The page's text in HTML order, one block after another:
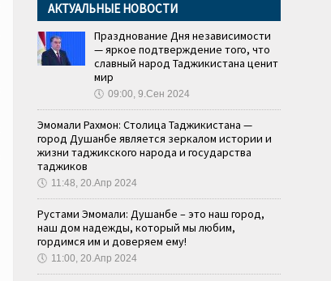
АКТУАЛЬНЫЕ НОВОСТИ
Празднование Дня независимости
— яркое подтверждение того, что
славный народ Таджикистана ценит
мир
🕔 09:00, 9.Сен 2024
Эмомали Рахмон: Столица Таджикистана —
город Душанбе является зеркалом истории и
жизни таджикского народа и государства
таджиков
🕔 11:48, 20.Апр 2024
Рустами Эмомали: Душанбе – это наш город,
наш дом надежды, который мы любим,
гордимся им и доверяем ему!
🕔 11:00, 20.Апр 2024